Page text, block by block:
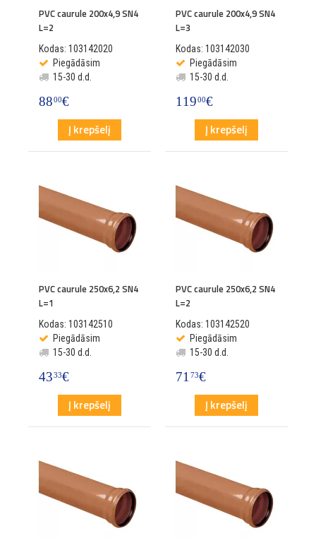
PVC caurule 200x4,9 SN4
L=2
Kodas: 103142020
Piegādāsim
15-30 d.d.
8800€
Į krepšelį
PVC caurule 200x4,9 SN4
L=3
Kodas: 103142030
Piegādāsim
15-30 d.d.
11900€
Į krepšelį
PVC caurule 250x6,2 SN4
L=1
Kodas: 103142510
Piegādāsim
15-30 d.d.
4333€
Į krepšelį
PVC caurule 250x6,2 SN4
L=2
Kodas: 103142520
Piegādāsim
15-30 d.d.
7173€
Į krepšelį